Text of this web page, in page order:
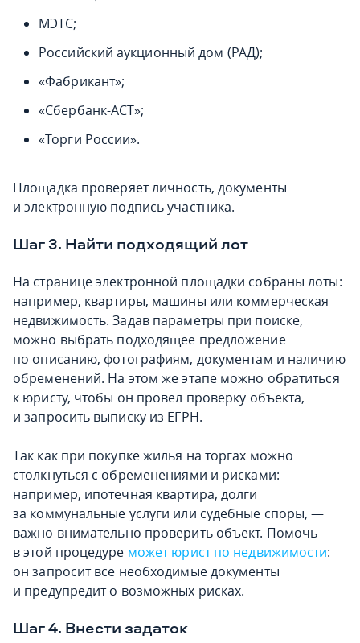
МЭТС;
Российский аукционный дом (РАД);
«Фабрикант»;
«Сбербанк-АСТ»;
«Торги России».
Площадка проверяет личность, документы
и электронную подпись участника.
Шаг 3. Найти подходящий лот
На странице электронной площадки собраны лоты:
например, квартиры, машины или коммерческая
недвижимость. Задав параметры при поиске,
можно выбрать подходящее предложение
по описанию, фотографиям, документам и наличию
обременений. На этом же этапе можно обратиться
к юристу, чтобы он провел проверку объекта,
и запросить выписку из ЕГРН.
Так как при покупке жилья на торгах можно
столкнуться с обременениями и рисками:
например, ипотечная квартира, долги
за коммунальные услуги или судебные споры, —
важно внимательно проверить объект. Помочь
в этой процедуре может юрист по недвижимости:
он запросит все необходимые документы
и предупредит о возможных рисках.
Шаг 4. Внести задаток